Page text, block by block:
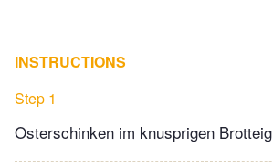
INSTRUCTIONS
Step 1
Osterschinken im knusprigen Brotteig